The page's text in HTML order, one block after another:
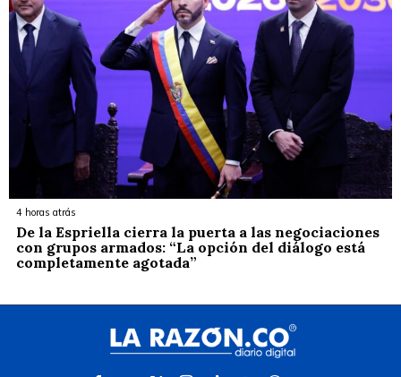
4 horas atrás
De la Espriella cierra la puerta a las negociaciones
con grupos armados: “La opción del diálogo está
completamente agotada”